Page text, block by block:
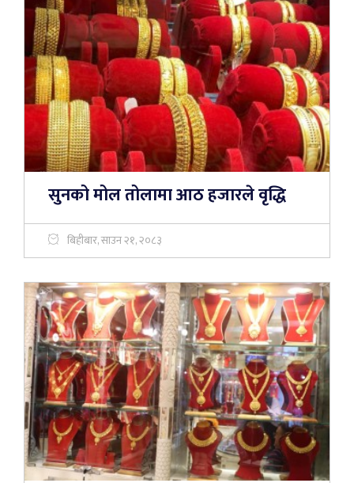
सुनको मोल तोलामा आठ हजारले वृद्धि
बिहीबार, साउन २१, २०८३